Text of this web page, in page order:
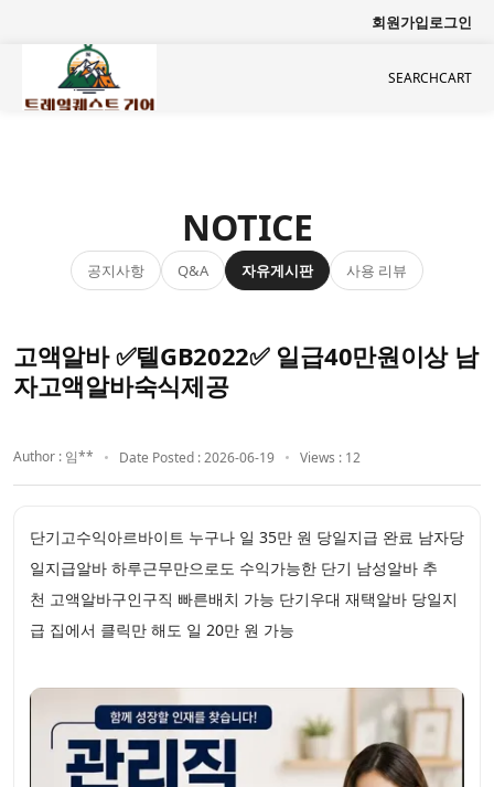
회원가입로그인
SEARCHCART
NOTICE
공지사항 Q&A 자유게시판 사용 리뷰
고액알바 ✅텔GB2022✅ 일급40만원이상 남
자고액알바숙식제공
Author : 임** Date Posted : 2026-06-19 Views : 12
단기고수익아르바이트 누구나 일 35만 원 당일지급 완료 남자당
일지급알바 하루근무만으로도 수익가능한 단기 남성알바 추
천 고액알바구인구직 빠른배치 가능 단기우대 재택알바 당일지
급 집에서 클릭만 해도 일 20만 원 가능